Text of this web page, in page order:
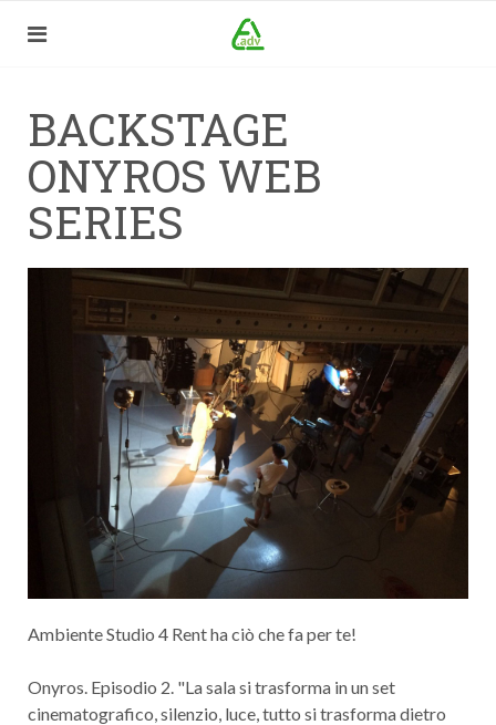
BACKSTAGE
ONYROS WEB
SERIES
Ambiente Studio 4 Rent ha ciò che fa per te!
Onyros. Episodio 2. "La sala si trasforma in un set
cinematografico, silenzio, luce, tutto si trasforma dietro